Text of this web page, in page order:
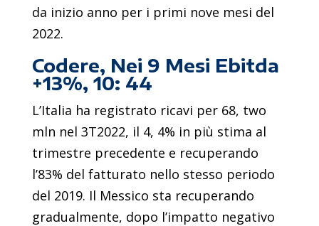
da inizio anno per i primi nove mesi del
2022.
Codere, Nei 9 Mesi Ebitda
+13%, 10: 44
L’Italia ha registrato ricavi per 68, two
mln nel 3T2022, il 4, 4% in più stima al
trimestre precedente e recuperando
l’83% del fatturato nello stesso periodo
del 2019. Il Messico sta recuperando
gradualmente, dopo l’impatto negativo